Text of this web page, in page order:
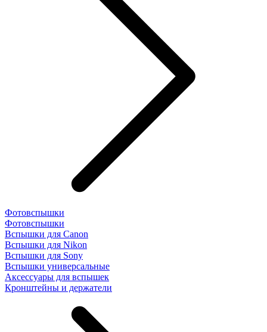
Фотовспышки
Фотовспышки
Вспышки для Canon
Вспышки для Nikon
Вспышки для Sony
Вспышки универсальные
Аксесcуары для вспышек
Кронштейны и держатели